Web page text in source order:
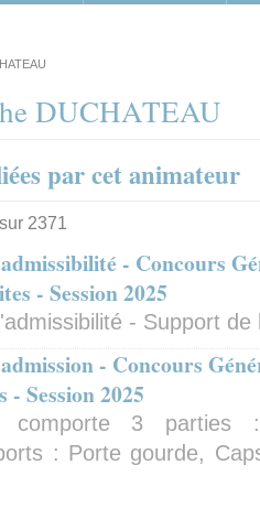
DUCHATEAU
par cet animateur
2371
- Concours
- Session 2025
- Support
- Concours
- Session 2025
comporte 3 parties
: Porte gourde,